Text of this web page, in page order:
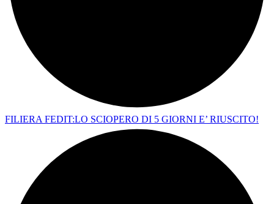
FILIERA FEDIT:LO SCIOPERO DI 5 GIORNI E’ RIUSCITO!